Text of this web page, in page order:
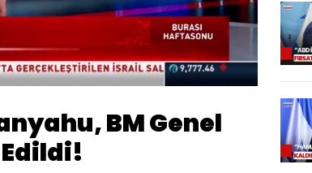
Oynatma
BM Genel